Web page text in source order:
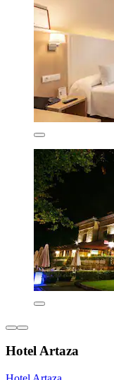
Hotel Artaza